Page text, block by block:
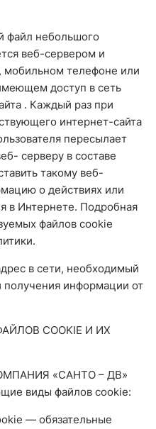
файл небольшого
веб-сервером и
мобильном телефоне или
доступ в сеть
. Каждый раз при
интернет-сайта
пересылает
серверу в составе
такому веб-
о действиях или
в Интернете. Подробная
файлов cookie
в сети, необходимый
информации от
COOKIE И ИХ
«САНТО – ДВ»
виды файлов cookie:
— обязательные